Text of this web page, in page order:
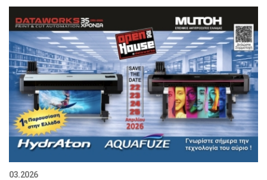
03.2026